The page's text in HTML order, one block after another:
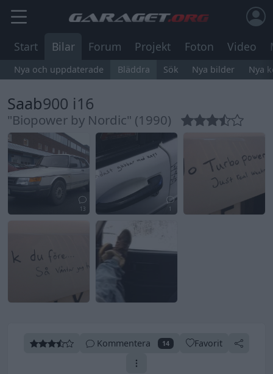
Start Bilar Forum Projekt Foton Video
Nya och uppdaterade Bläddra Sök Nya bilder Nya
Saab900 i16
"Biopower by Nordic" (1990)
13 1
Kommentera 14 Favorit